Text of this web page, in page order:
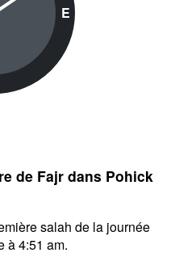
E
de Fajr dans Pohick
salah de la journée
à 4:51 am.